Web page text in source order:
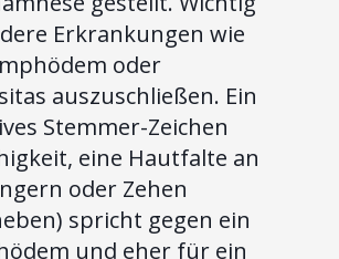
Erkrankungen wie
oder
auszuschließen. Ein
Stemmer-Zeichen
eine Hautfalte an
oder Zehen
spricht gegen ein
und eher für ein